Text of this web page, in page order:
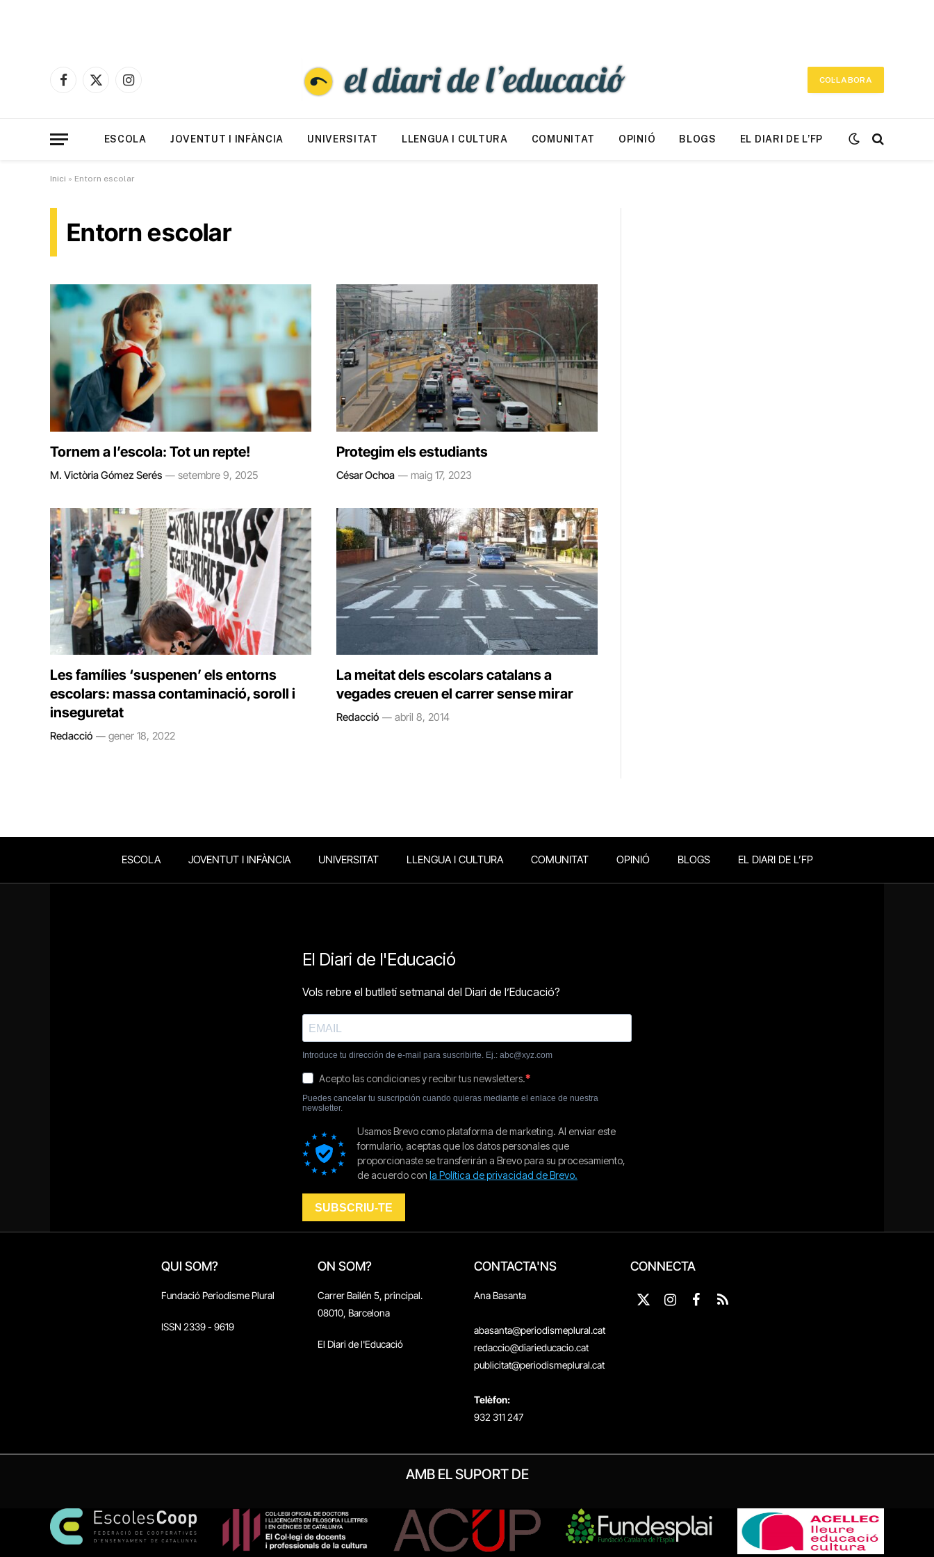
Facebook
X
Instagram
COL·LABORA
ESCOLA JOVENTUT I INFÀNCIA UNIVERSITAT LLENGUA I CULTURA COMUNITAT OPINIÓ BLOGS EL DIARI DE L’FP
Inici » Entorn escolar
Entorn escolar
Tornem a l’escola: Tot un repte!
M. Victòria Gómez Serés setembre 9, 2025
Protegim els estudiants
César Ochoa maig 17, 2023
Les famílies ‘suspenen’ els entorns
escolars: massa contaminació, soroll i
inseguretat
Redacció gener 18, 2022
La meitat dels escolars catalans a
vegades creuen el carrer sense mirar
Redacció abril 8, 2014
ESCOLA JOVENTUT I INFÀNCIA UNIVERSITAT LLENGUA I CULTURA COMUNITAT OPINIÓ BLOGS EL DIARI DE L’FP
QUI SOM?
Fundació Periodisme Plural
ISSN 2339 - 9619
ON SOM?
Carrer Bailén 5, principal.
08010, Barcelona
El Diari de l'Educació
CONTACTA'NS
Ana Basanta
abasanta@periodismeplural.cat
redaccio@diarieducacio.cat
publicitat@periodismeplural.cat
Telèfon:
932 311 247
CONNECTA
X
Instagram
Facebook
RSS
AMB EL SUPORT DE